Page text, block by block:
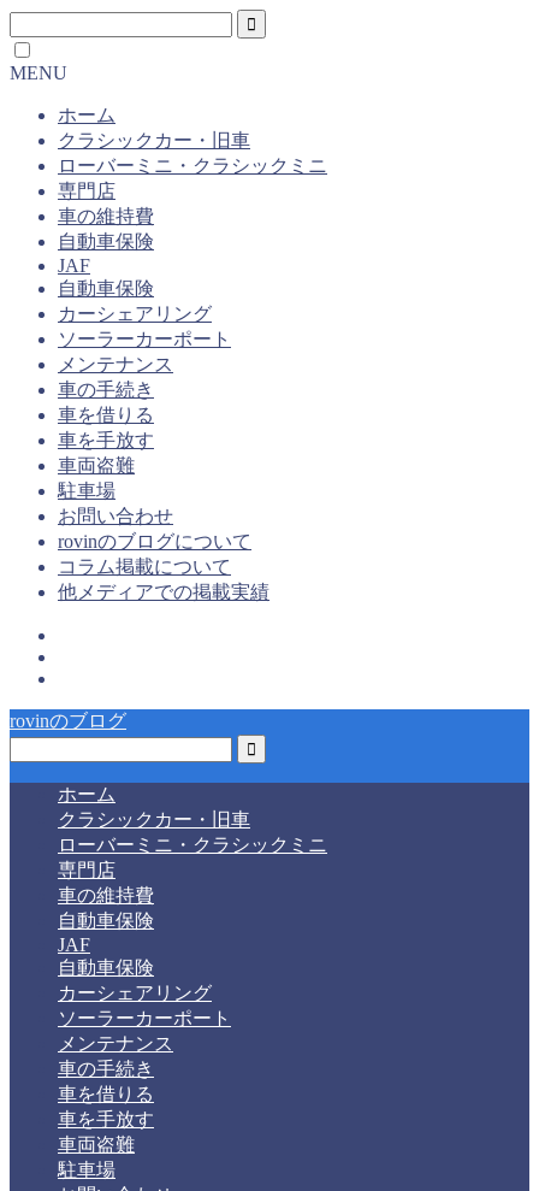
MENU
ホーム
クラシックカー・旧車
ローバーミニ・クラシックミニ
専門店
車の維持費
自動車保険
JAF
自動車保険
カーシェアリング
ソーラーカーポート
メンテナンス
車の手続き
車を借りる
車を手放す
車両盗難
駐車場
お問い合わせ
rovinのブログについて
コラム掲載について
他メディアでの掲載実績
rovinのブログ
ホーム
クラシックカー・旧車
ローバーミニ・クラシックミニ
専門店
車の維持費
自動車保険
JAF
自動車保険
カーシェアリング
ソーラーカーポート
メンテナンス
車の手続き
車を借りる
車を手放す
車両盗難
駐車場